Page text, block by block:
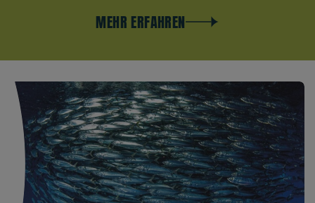
MEHR ERFAHREN